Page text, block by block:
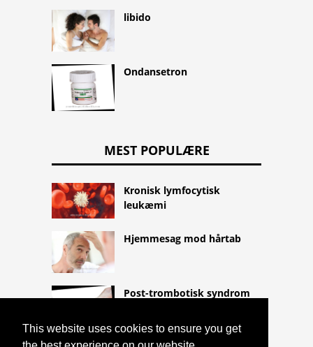
This website uses cookies to ensure you get
libido
Ondansetron
MEST POPULÆRE
Kronisk lymfocytisk
leukæmi
Hjemmesag mod hårtab
Post-trombotisk syndrom